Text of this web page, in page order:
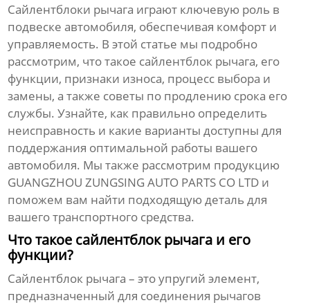
Сайлентблоки рычага играют ключевую роль в
подвеске автомобиля, обеспечивая комфорт и
управляемость. В этой статье мы подробно
рассмотрим, что такое сайлентблок рычага, его
функции, признаки износа, процесс выбора и
замены, а также советы по продлению срока его
службы. Узнайте, как правильно определить
неисправность и какие варианты доступны для
поддержания оптимальной работы вашего
автомобиля. Мы также рассмотрим продукцию
GUANGZHOU ZUNGSING AUTO PARTS CO LTD и
поможем вам найти подходящую деталь для
вашего транспортного средства.
Что такое сайлентблок рычага и его
функции?
Сайлентблок рычага – это упругий элемент,
предназначенный для соединения рычагов